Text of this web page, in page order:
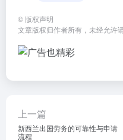
© 版权声明
文章版权归作者所有，未经允许请
上一篇
新西兰出国劳务的可靠性与申请
流程